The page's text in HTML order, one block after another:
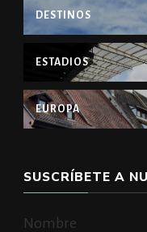
DESTINOS
ESTADIOS
EUROPA
SUSCRÍBETE A
Nombre